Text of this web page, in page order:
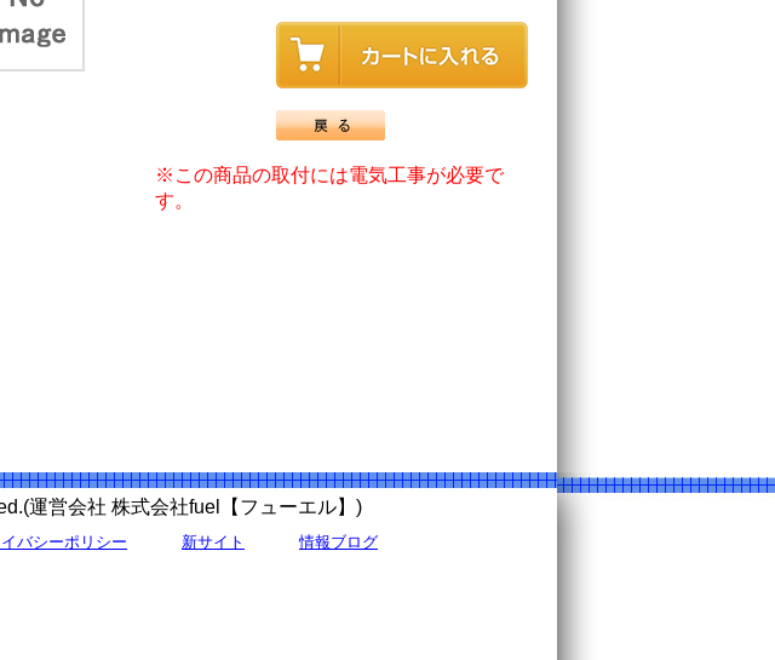
※この商品の取付には電気工事が必要で
す。
運営会社 株式会社fuel【フューエル】)
バシーポリシー 新サイト 情報ブログ